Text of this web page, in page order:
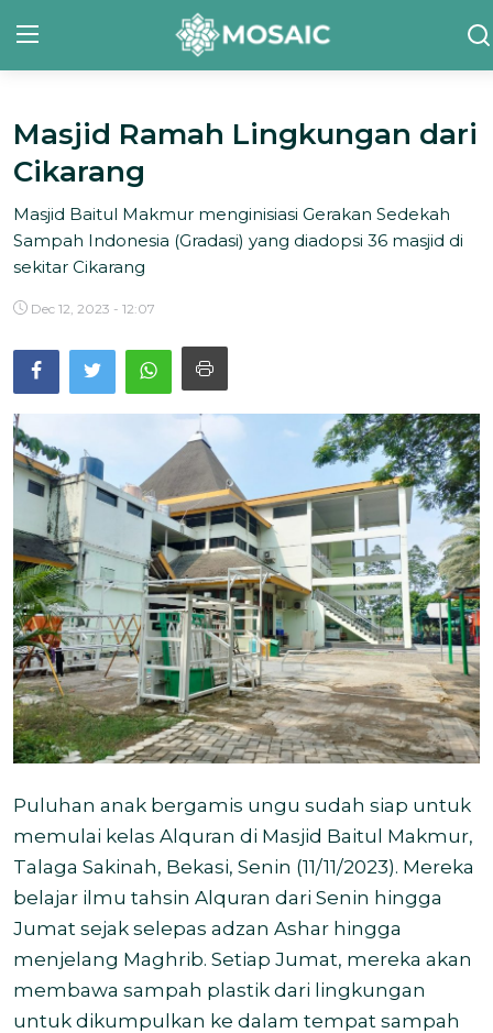
Contact
Tentang Kami
Risalah
Inisiatif
Sorotan Berita
Bahasa
Masjid Ramah Lingkungan dari
Cikarang
Masjid Baitul Makmur menginisiasi Gerakan Sedekah
Sampah Indonesia (Gradasi) yang diadopsi 36 masjid di
sekitar Cikarang
Dec 12, 2023 - 12:07
Puluhan anak bergamis ungu sudah siap untuk
memulai kelas Alquran di Masjid Baitul Makmur,
Talaga Sakinah, Bekasi, Senin (11/11/2023). Mereka
belajar ilmu tahsin Alquran dari Senin hingga
Jumat sejak selepas adzan Ashar hingga
menjelang Maghrib. Setiap Jumat, mereka akan
membawa sampah plastik dari lingkungan
untuk dikumpulkan ke dalam tempat sampah